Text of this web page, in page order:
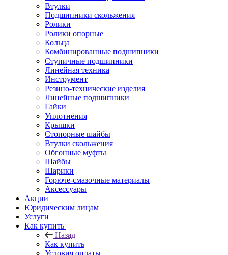
Втулки
Подшипники скольжения
Ролики
Ролики опорные
Кольца
Комбинированные подшипники
Ступичные подшипники
Линейная техника
Инструмент
Резино-технические изделия
Линейные подшипники
Гайки
Уплотнения
Крышки
Стопорные шайбы
Втулки скольжения
Обгонные муфты
Шайбы
Шарики
Горюче-смазочные материалы
Аксессуары
Акции
Юридическим лицам
Услуги
Как купить
Назад
Как купить
Условия оплаты